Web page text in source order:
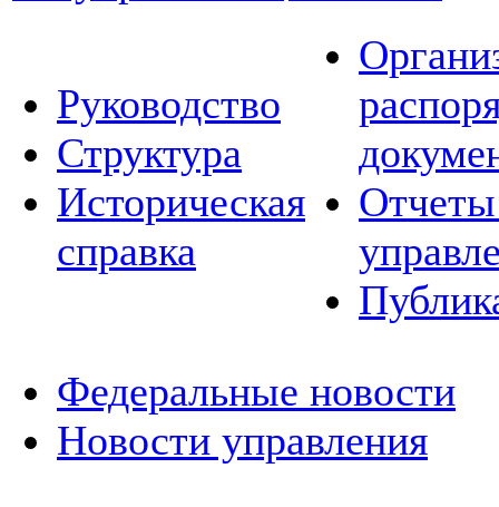
Руководство
Структура
Историческая
справка
Отчеты
Федеральные новости
Новости управления